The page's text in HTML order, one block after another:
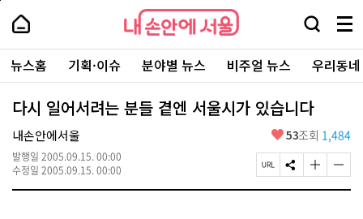
본
로
가
내
손
안
에
서
울
-
서
울
시
대
표
소
내
손
에
울
검
창
열
기
메
뉴
전
체
보
주
요
서
뉴스홈 기획·이슈 분야별 뉴스 비주얼 뉴스 우리동
다시 일어서려는 분들 곁엔 서울시가 있습니다
내손안에서울
발행일 2005.09.15. 00:00
수정일 2005.09.15. 00:00
좋
요
53조회 1,484
페
이
S
N
글
자
글
자
페
상
단
로